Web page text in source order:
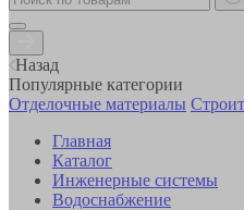
Назад
Популярные категории
Отделочные материалы
Главная
Каталог
Инженерные системы
Водоснабжение